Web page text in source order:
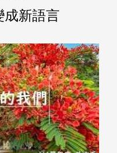
成新語言